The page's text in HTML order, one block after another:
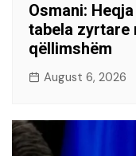
Osmani:
tabela zyrtare
qëllimshëm
August 6, 2026